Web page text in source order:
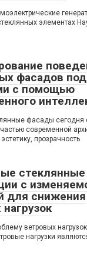
элементах
фасадов под
с помощью
фасады сегодня
современной
прозрачность
стеклянные
с
для снижения
ветровых
нагрузки